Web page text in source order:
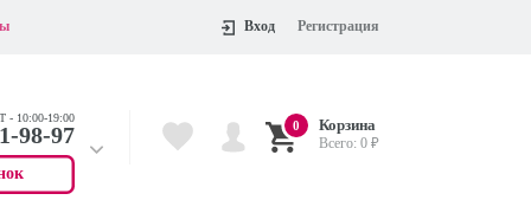
Вход Регистрация
- 10:00-19:00
98-97
55-75
0 Корзина
Всего:0 ₽